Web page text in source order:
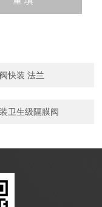
快装 法兰
卫生级隔膜阀